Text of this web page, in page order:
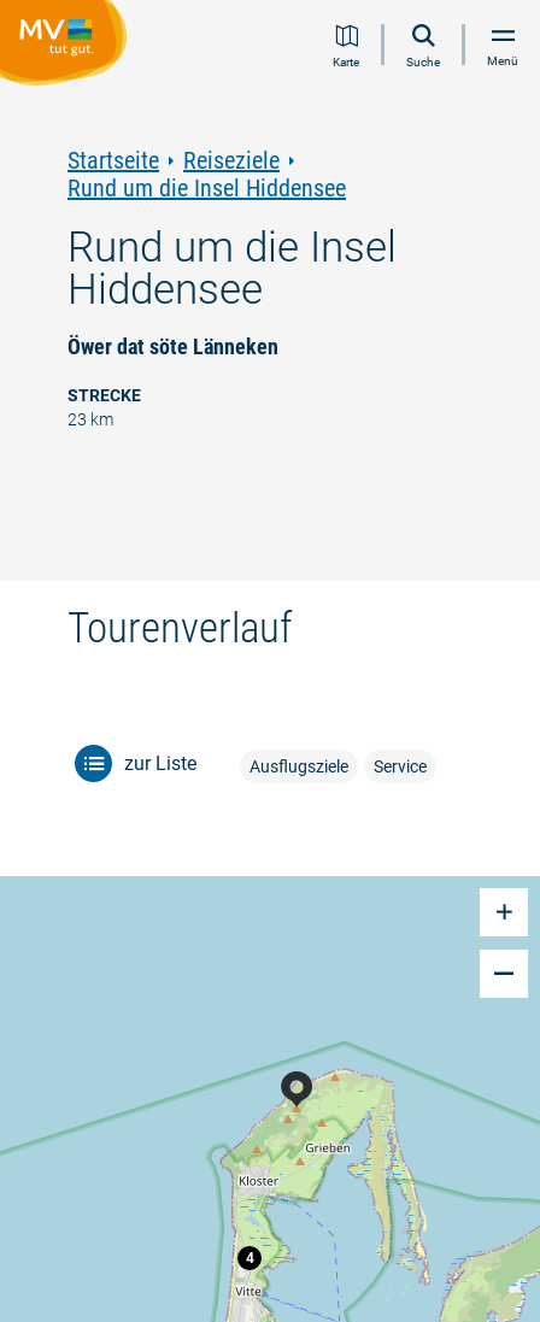
Inhalt
Navigation
Volltextsuche
FooterKarte Suche Menü
Startseite
Reiseziele
Rund um die Insel Hiddensee
Rund um die Insel
Hiddensee
Öwer dat söte Länneken
STRECKE
23 km
Tourenverlauf
4
zur Liste Ausflugsziele Service